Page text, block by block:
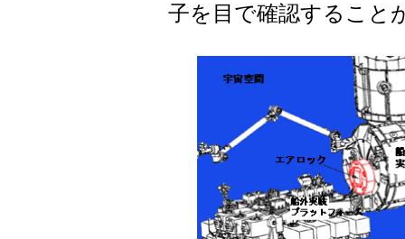
子を目で確認すること